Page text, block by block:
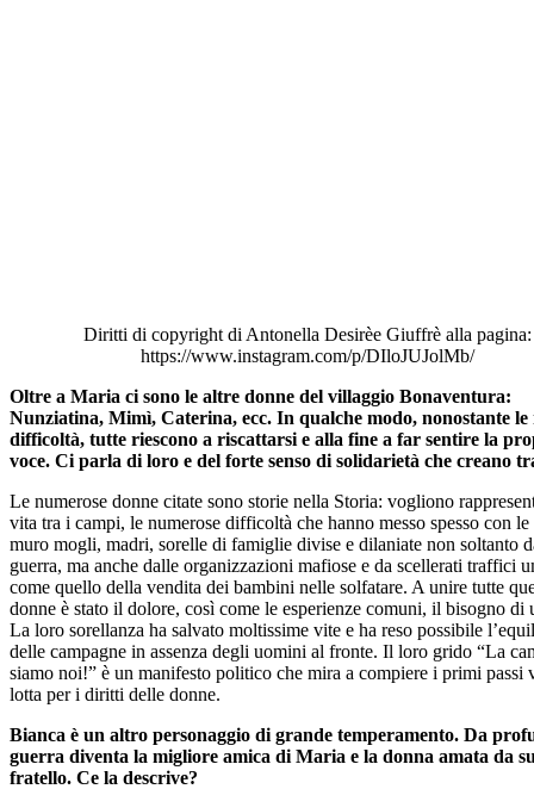
Diritti di copyright di Antonella Desirèe Giuffrè alla pagina:
https://www.instagram.com/p/DIloJUJolMb/
Oltre a Maria ci sono le altre donne del villaggio Bonaventura:
Nunziatina, Mimì, Caterina, ecc. In qualche modo, nonostante le
difficoltà, tutte riescono a riscattarsi e alla fine a far sentire la
voce. Ci parla di loro e del forte senso di solidarietà che creano
Le numerose donne citate sono storie nella Storia: vogliono
vita tra i campi, le numerose difficoltà che hanno messo spesso con le
muro mogli, madri, sorelle di famiglie divise e dilaniate non soltanto
guerra, ma anche dalle organizzazioni mafiose e da scellerati traffici
come quello della vendita dei bambini nelle solfatare. A unire tutte
donne è stato il dolore, così come le esperienze comuni, il bisogno di
La loro sorellanza ha salvato moltissime vite e ha reso possibile
delle campagne in assenza degli uomini al fronte. Il loro grido “La
siamo noi!” è un manifesto politico che mira a compiere i primi passi
lotta per i diritti delle donne.
Bianca è un altro personaggio di grande temperamento. Da
guerra diventa la migliore amica di Maria e la donna amata da
fratello. Ce la descrive?